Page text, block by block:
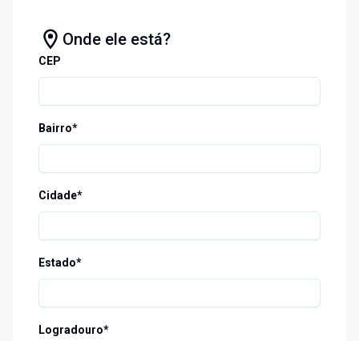
Onde ele está?
CEP
Bairro*
Cidade*
Estado*
Logradouro*